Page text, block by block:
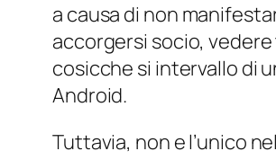
a causa di non
accorgersi socio,
cosicche si intervallo di
Android.
Tuttavia, non e l’unico